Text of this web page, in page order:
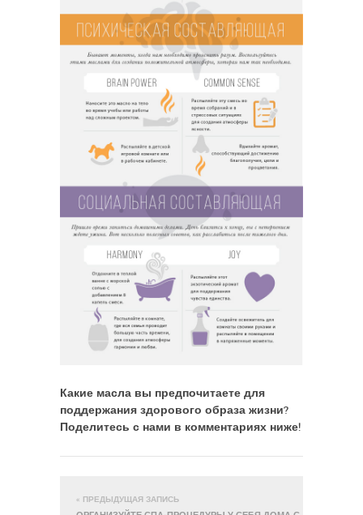
Какие масла вы предпочитаете для
поддержания здорового образа жизни?
Поделитесь с нами в комментариях ниже!
« ПРЕДЫДУЩАЯ ЗАПИСЬ